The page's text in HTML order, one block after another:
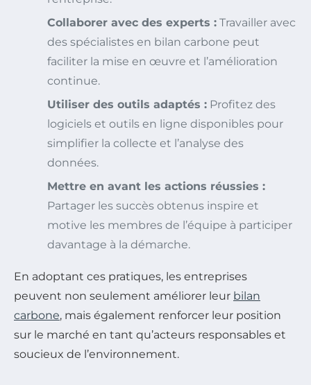
Collaborer avec des experts : Travailler avec
des spécialistes en bilan carbone peut
faciliter la mise en œuvre et l’amélioration
continue.
Utiliser des outils adaptés : Profitez des
logiciels et outils en ligne disponibles pour
simplifier la collecte et l’analyse des
données.
Mettre en avant les actions réussies :
Partager les succès obtenus inspire et
motive les membres de l’équipe à participer
davantage à la démarche.
En adoptant ces pratiques, les entreprises
peuvent non seulement améliorer leur bilan
carbone, mais également renforcer leur position
sur le marché en tant qu’acteurs responsables et
soucieux de l’environnement.